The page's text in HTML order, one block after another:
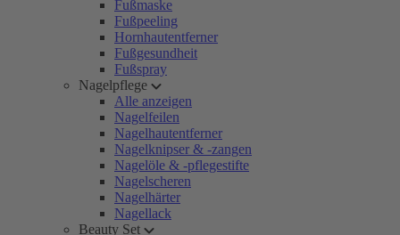
Fußmaske
Fußpeeling
Hornhautentferner
Fußgesundheit
Fußspray
Nagelpflege
Alle anzeigen
Nagelfeilen
Nagelhautentferner
Nagelknipser & -zangen
Nagelöle & -pflegestifte
Nagelscheren
Nagelhärter
Nagellack
Beauty Set